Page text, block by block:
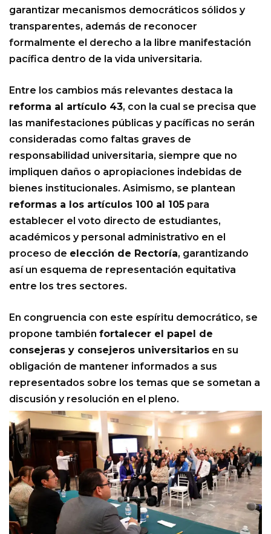
garantizar mecanismos democráticos sólidos y
transparentes, además de reconocer
formalmente el derecho a la libre manifestación
pacífica dentro de la vida universitaria.
Entre los cambios más relevantes destaca la
reforma al artículo 43, con la cual se precisa que
las manifestaciones públicas y pacíficas no serán
consideradas como faltas graves de
responsabilidad universitaria, siempre que no
impliquen daños o apropiaciones indebidas de
bienes institucionales. Asimismo, se plantean
reformas a los artículos 100 al 105 para
establecer el voto directo de estudiantes,
académicos y personal administrativo en el
proceso de elección de Rectoría, garantizando
así un esquema de representación equitativa
entre los tres sectores.
En congruencia con este espíritu democrático, se
propone también fortalecer el papel de
consejeras y consejeros universitarios en su
obligación de mantener informados a sus
representados sobre los temas que se sometan a
discusión y resolución en el pleno.